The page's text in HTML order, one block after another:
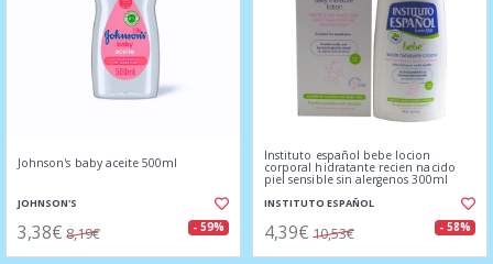
Johnson's baby aceite 500ml
JOHNSON'S
3,38€ 8,19€ - 59%
Instituto español bebe locion
corporal hidratante recien nacido
piel sensible sin alergenos 300ml
INSTITUTO ESPAÑOL
4,39€ 10,53€ - 58%